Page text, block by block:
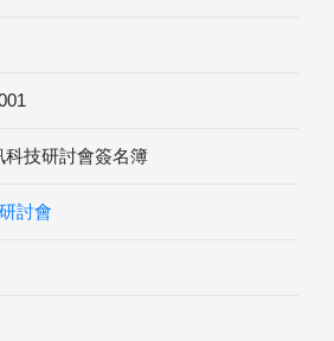
科技研討會簽名簿
討會